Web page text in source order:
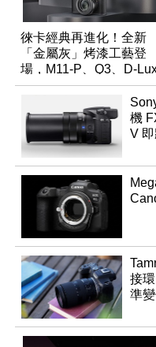
徠卡經典再進化！全新
「金屬灰」烤漆工藝登
場，M11-P、Q3、D-
領銜換裝
機
V
接
準